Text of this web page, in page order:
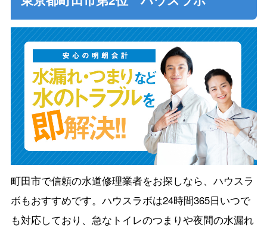
町田市で信頼の水道修理業者をお探しなら、ハウスラ
ボもおすすめです。ハウスラボは24時間365日いつで
も対応しており、急なトイレのつまりや夜間の水漏れ